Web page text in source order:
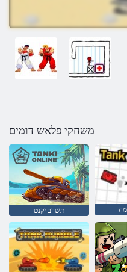
משחקי פלאש דומים
תשרב יקנט